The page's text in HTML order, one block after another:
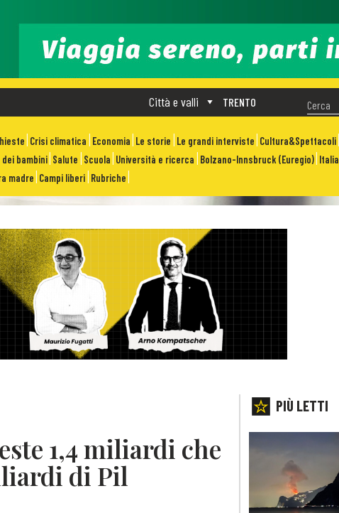
TRENTO
Città e valli
Crisi climatica Economia Le storie Le grandi interviste Cultura&Spettacoli
bambini Salute Scuola Università e ricerca Bolzano-Innsbruck (Euregio) Italia
madre Campi liberi Rubriche
1,4 miliardi che
di Pil
PIÙ LETTI